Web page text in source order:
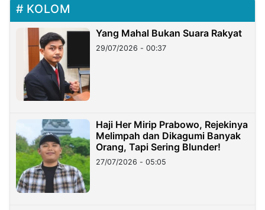
KOLOM
Yang Mahal Bukan Suara Rakyat
29/07/2026 - 00:37
Haji Her Mirip Prabowo, Rejekinya
Melimpah dan Dikagumi Banyak
Orang, Tapi Sering Blunder!
27/07/2026 - 05:05